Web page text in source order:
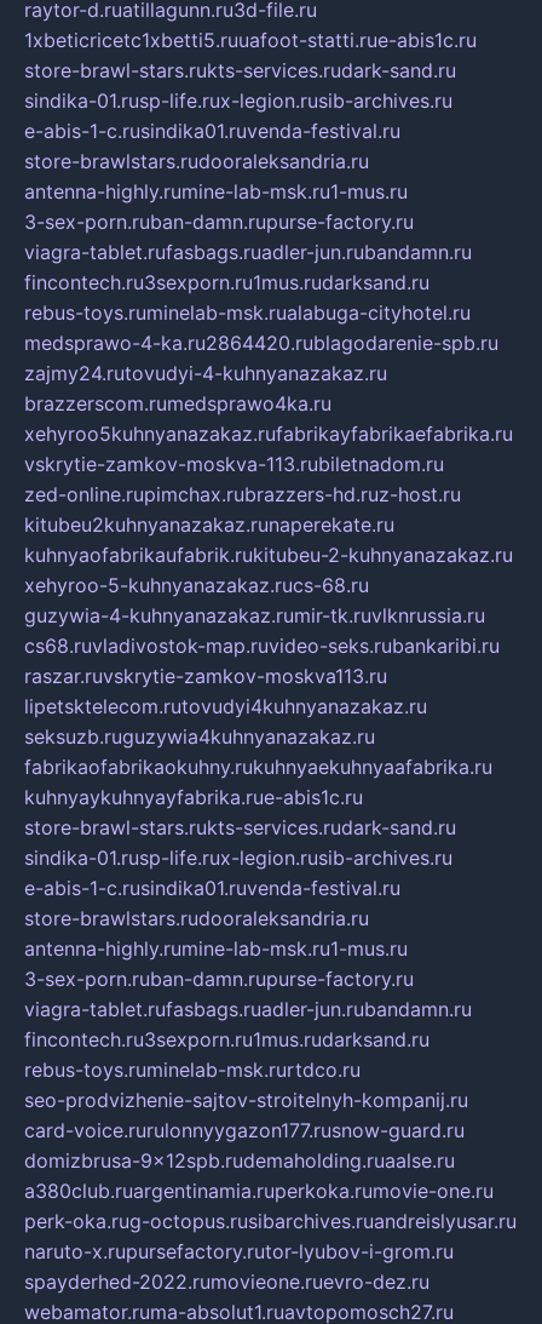
raytor-d.ruatillagunn.ru3d-file.ru
1xbeticricetc1xbetti5.ruuafoot-statti.rue-abis1c.ru
store-brawl-stars.rukts-services.rudark-sand.ru
sindika-01.rusp-life.rux-legion.rusib-archives.ru
e-abis-1-c.rusindika01.ruvenda-festival.ru
store-brawlstars.rudooraleksandria.ru
antenna-highly.rumine-lab-msk.ru1-mus.ru
3-sex-porn.ruban-damn.rupurse-factory.ru
viagra-tablet.rufasbags.ruadler-jun.rubandamn.ru
fincontech.ru3sexporn.ru1mus.rudarksand.ru
rebus-toys.ruminelab-msk.rualabuga-cityhotel.ru
medsprawo-4-ka.ru2864420.rublagodarenie-spb.ru
zajmy24.rutovudyi-4-kuhnyanazakaz.ru
brazzerscom.rumedsprawo4ka.ru
xehyroo5kuhnyanazakaz.rufabrikayfabrikaefabrika.ru
vskrytie-zamkov-moskva-113.rubiletnadom.ru
zed-online.rupimchax.rubrazzers-hd.ruz-host.ru
kitubeu2kuhnyanazakaz.runaperekate.ru
kuhnyaofabrikaufabrik.rukitubeu-2-kuhnyanazakaz.ru
xehyroo-5-kuhnyanazakaz.rucs-68.ru
guzywia-4-kuhnyanazakaz.rumir-tk.ruvlknrussia.ru
cs68.ruvladivostok-map.ruvideo-seks.rubankaribi.ru
raszar.ruvskrytie-zamkov-moskva113.ru
lipetsktelecom.rutovudyi4kuhnyanazakaz.ru
seksuzb.ruguzywia4kuhnyanazakaz.ru
fabrikaofabrikaokuhny.rukuhnyaekuhnyaafabrika.ru
kuhnyaykuhnyayfabrika.rue-abis1c.ru
store-brawl-stars.rukts-services.rudark-sand.ru
sindika-01.rusp-life.rux-legion.rusib-archives.ru
e-abis-1-c.rusindika01.ruvenda-festival.ru
store-brawlstars.rudooraleksandria.ru
antenna-highly.rumine-lab-msk.ru1-mus.ru
3-sex-porn.ruban-damn.rupurse-factory.ru
viagra-tablet.rufasbags.ruadler-jun.rubandamn.ru
fincontech.ru3sexporn.ru1mus.rudarksand.ru
rebus-toys.ruminelab-msk.rurtdco.ru
seo-prodvizhenie-sajtov-stroitelnyh-kompanij.ru
card-voice.rurulonnyygazon177.rusnow-guard.ru
domizbrusa-9x12spb.rudemaholding.ruaalse.ru
a380club.ruargentinamia.ruperkoka.rumovie-one.ru
perk-oka.rug-octopus.rusibarchives.ruandreislyusar.ru
naruto-x.rupursefactory.rutor-lyubov-i-grom.ru
spayderhed-2022.rumovieone.ruevro-dez.ru
webamator.ruma-absolut1.ruavtopomosch27.ru